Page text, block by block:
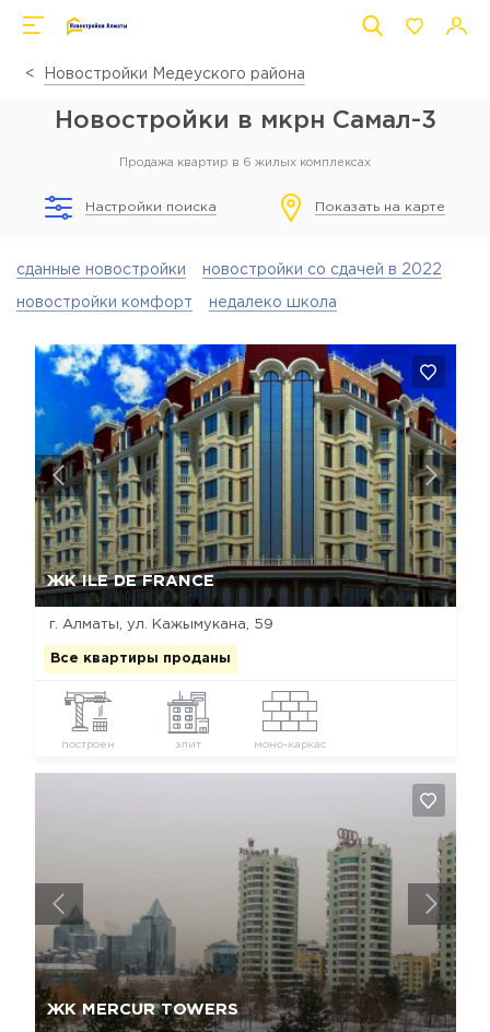
Новостройки Медеуского района
Новостройки в мкрн Самал-3
Продажа квартир в 6 жилых комплексах
Настройки поиска Показать на карте
сданные новостройки новостройки со сдачей в 2022
новостройки комфорт недалеко школа
ЖК ILE DE FRANCE
г. Алматы, ул. Кажымукана, 59
Все квартиры проданы
построен элит моно-каркас
Да, удалить Отмена
ЖК MERCUR TOWERS
Да, удалить Отмена